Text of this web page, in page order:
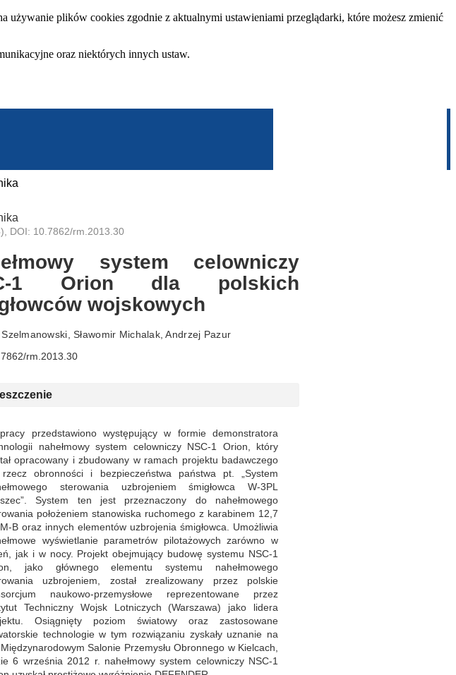
używanie plików cookies zgodnie z aktualnymi ustawieniami przeglądarki, które możesz zmienić
oraz niektórych innych ustaw.
DOI: 10.7862/rm.2013.30
system celowniczy
1 Orion dla polskich
wojskowych
Sławomir Michalak, Andrzej Pazur
rm.2013.30
przedstawiono występujący w formie demonstratora
nahełmowy system celowniczy NSC-1 Orion, który
opracowany i zbudowany w ramach projektu badawczego
obronności i bezpieczeństwa państwa pt. „System
sterowania uzbrojeniem śmigłowca W-3PL
System ten jest przeznaczony do nahełmowego
położeniem stanowiska ruchomego z karabinem 12,7
B oraz innych elementów uzbrojenia śmigłowca. Umożliwia
wyświetlanie parametrów pilotażowych zarówno w
jak i w nocy. Projekt obejmujący budowę systemu NSC-1
jako głównego elementu systemu nahełmowego
uzbrojeniem, został zrealizowany przez polskie
naukowo-przemysłowe reprezentowane przez
Techniczny Wojsk Lotniczych (Warszawa) jako lidera
Osiągnięty poziom światowy oraz zastosowane
technologie w tym rozwiązaniu zyskały uznanie na
Salonie Przemysłu Obronnego w Kielcach,
6 września 2012 r. nahełmowy system celowniczy NSC-1